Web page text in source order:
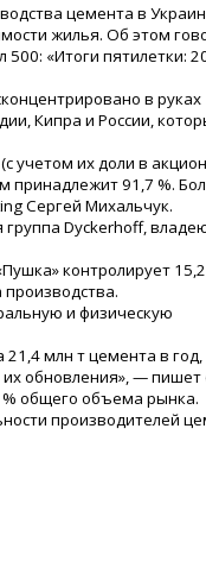
цемента в
жилья. Об этом
«Итоги пятилетки:
в руках
Кипра и России,
учетом их доли в
принадлежит 91,7 %.
Сергей Михальчук.
группа Dyckerhoff,
контролирует
и физическую
млн т цемента в год,
обновления», — пишет
общего объема рынка.
производителей